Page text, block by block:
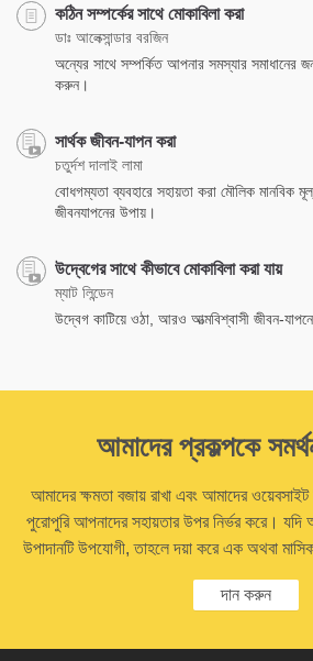
কঠিন সম্পর্কের সাথে মোকাবিলা করা
ডাঃ আলেক্সান্ডার বরজিন
অন্যের সাথে সম্পর্কিত আপনার সমস্যার সমাধানের
করুন।
সার্থক জীবন-যাপন করা
চতুর্দশ দালাই লামা
বোধগম্যতা ব্যবহারে সহায়তা করা মৌলিক মানবিক
জীবনযাপনের উপায়।
উদ্বেগের সাথে কীভাবে মোকাবিলা করা যায়
ম্যাট লিন্ডেন
উদ্বেগ কাটিয়ে ওঠা, আরও আত্মবিশ্বাসী জীবন-
আমাদের প্রকল্পকে
আমাদের ক্ষমতা বজায় রাখা এবং আমাদের
পুরোপুরি আপনাদের সহায়তার উপর নির্ভর করে।
উপাদানটি উপযোগী, তাহলে দয়া করে এক অথবা
দান করুন